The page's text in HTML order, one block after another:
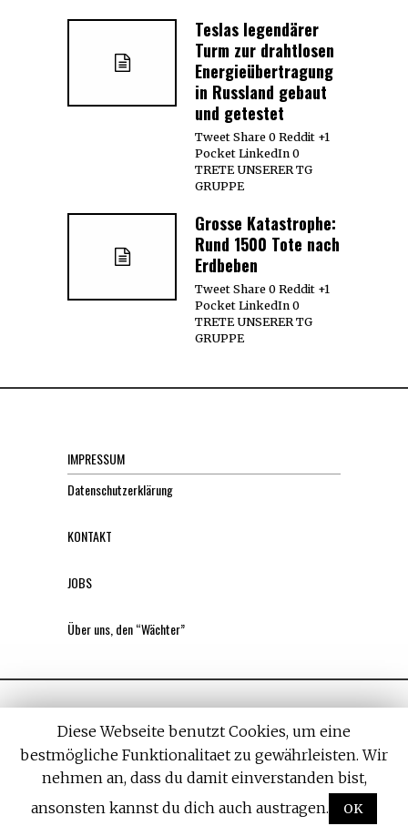
Teslas legendärer
Turm zur drahtlosen
Energieübertragung
in Russland gebaut
und getestet
Tweet Share 0 Reddit +1
Pocket LinkedIn 0
TRETE UNSERER TG
GRUPPE
Grosse Katastrophe:
Rund 1500 Tote nach
Erdbeben
Tweet Share 0 Reddit +1
Pocket LinkedIn 0
TRETE UNSERER TG
GRUPPE
IMPRESSUM
Datenschutzerklärung
KONTAKT
JOBS
Über uns, den “Wächter”
All rights reserved. Designed by Withemes
Diese Webseite benutzt Cookies, um eine
bestmögliche Funktionalitaet zu gewährleisten. Wir
nehmen an, dass du damit einverstanden bist,
ansonsten kannst du dich auch austragen.
OK